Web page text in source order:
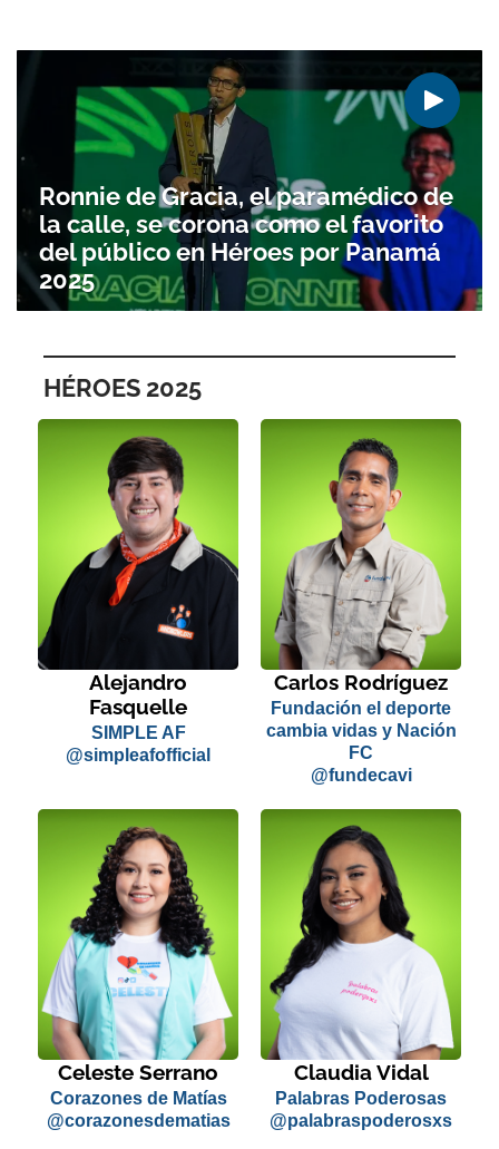
Ronnie de Gracia, el paramédico de
la calle, se corona como el favorito
del público en Héroes por Panamá
2025
HÉROES 2025
Alejandro
Fasquelle
SIMPLE AF
@simpleafofficial
Carlos Rodríguez
Fundación el deporte
cambia vidas y Nación
FC
@fundecavi
Celeste Serrano
Corazones de Matías
@corazonesdematias
Claudia Vidal
Palabras Poderosas
@palabraspoderosxs